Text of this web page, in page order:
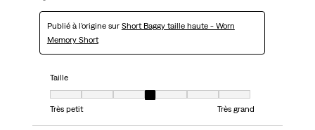
Publié à l'origine sur Short Baggy taille haute - Worn
Memory Short
Taille
Taille, 4 sur 7, où 1 est égal à Très petit et 7 est égal à Très grand
Très petit
Très grand